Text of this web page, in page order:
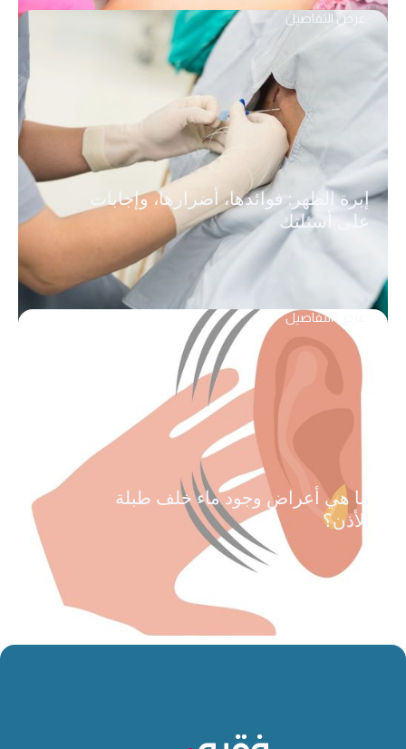
إبرة الظهر: فوائدها، أضرارها، وإجابات
على أسئلتك
عرض التفاصيل
ما هي أعراض وجود ماء خلف طبلة
الأذن؟
عرض التفاصيل